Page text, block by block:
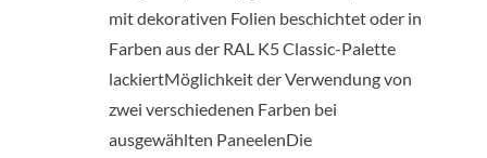
mit dekorativen Folien beschichtet oder in
Farben aus der RAL K5 Classic-Palette
lackiertMöglichkeit der Verwendung von
zwei verschiedenen Farben bei
ausgewählten PaneelenDie